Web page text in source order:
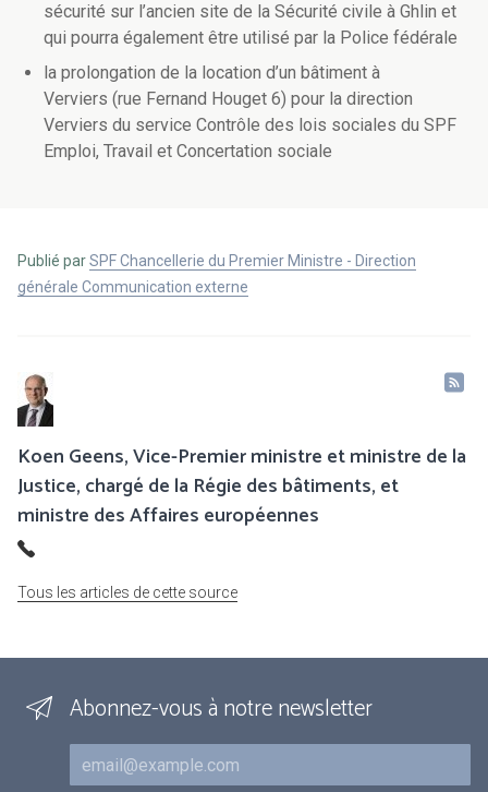
sécurité sur l’ancien site de la Sécurité civile à Ghlin et
qui pourra également être utilisé par la Police fédérale
la prolongation de la location d’un bâtiment à
Verviers (rue Fernand Houget 6) pour la direction
Verviers du service Contrôle des lois sociales du SPF
Emploi, Travail et Concertation sociale
Publié parSPF Chancellerie du Premier Ministre - Direction
générale Communication externe
Koen Geens, Vice-Premier ministre et ministre de la
Justice, chargé de la Régie des bâtiments, et
ministre des Affaires européennes
Tous les articles de cette source
Abonnez-vous à notre newsletter
Courriel